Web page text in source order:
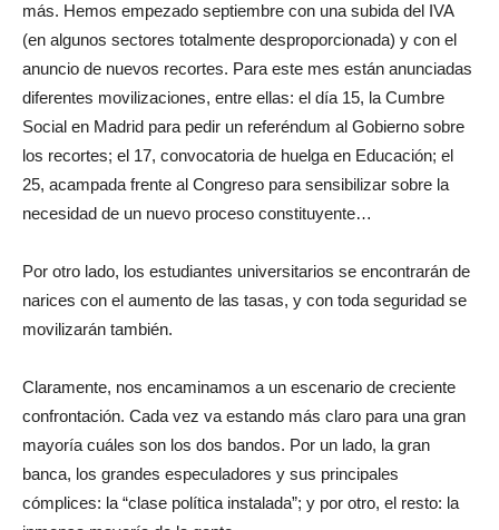
más. Hemos empezado septiembre con una subida del IVA
(en algunos sectores totalmente desproporcionada) y con el
anuncio de nuevos recortes. Para este mes están anunciadas
diferentes movilizaciones, entre ellas: el día 15, la Cumbre
Social en Madrid para pedir un referéndum al Gobierno sobre
los recortes; el 17, convocatoria de huelga en Educación; el
25, acampada frente al Congreso para sensibilizar sobre la
necesidad de un nuevo proceso constituyente…
Por otro lado, los estudiantes universitarios se encontrarán de
narices con el aumento de las tasas, y con toda seguridad se
movilizarán también.
Claramente, nos encaminamos a un escenario de creciente
confrontación. Cada vez va estando más claro para una gran
mayoría cuáles son los dos bandos. Por un lado, la gran
banca, los grandes especuladores y sus principales
cómplices: la “clase política instalada”; y por otro, el resto: la